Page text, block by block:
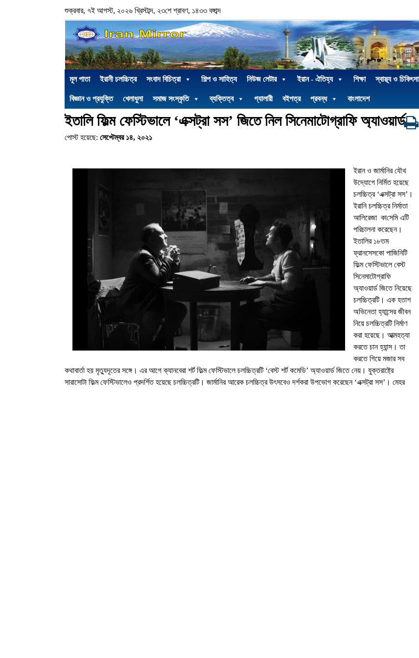
শুক্রবার, ৭ই আগস্ট, ২০২৬ খ্রিস্টাব্দ, ২৩শে শ্রাবণ, ১৪৩৩ বঙ্গাব্দ
মূল পাতা ইরানী চলচ্চিত্র সংবাদ বিচিত্রা শিল্প ও সাহিত্য নিউজ লেটার ইরান - ঐতিহ্য শিক্ষা স্বাস্থ্য ও চিকিৎসা
বিজ্ঞান ও প্রযুক্তি খেলাধুলা সমাজ সংস্কৃতি ব্যক্তিত্ব গ্যালারী বইপত্র প্রবন্ধ বাংলাদেশ
ইতালি ফিল্ম ফেস্টিভালে ‘এক্সট্রা সস’ জিতে নিল সিনেমাটোগ্রাফি অ্যাওয়ার্ড
পোস্ট হয়েছে: সেপ্টেম্বর ১৪, ২০২১
ইরান ও জার্মানির যৌথ
উদ্যোগে নির্মিত হয়েছে
চলচ্চিত্র ‘এক্সট্রা সস’ ।
ইরানি চলচ্চিত্র নির্মাতা
আলিরেজা কাসেমি এটি
পরিচালনা করেছেন।
ইতালির ১৮তম
ফ্রানসেসকো পাজিনিটি
ফিল্ম ফেস্টিভালে বেস্ট
সিনেমাটোগ্রাফি
অ্যাওয়ার্ড জিতে নিয়েছে
চলচ্চিত্রটি। এক হতাশ
অভিনেতা হ্যান্সের জীবন
নিয়ে চলচ্চিত্রটি নির্মাণ
করা হয়েছে। আত্মহত্যা
করতে চান হ্যান্স। তা
করতেগিয়েমজার সব
কথাবার্তা হয় মৃত্যুদূতের সঙ্গে। এর আগে ক্যানবেরা শর্ট ফিল্ম ফেস্টিভালে চলচ্চিত্রটি ‘বেস্ট শর্ট কমেডি’ অ্যাওয়ার্ড জিতে নেয়। যুক্তরাষ্ট্রে
সারাসোটা ফিল্ম ফেস্টিভালেও প্রদর্শিত হয়েছে চলচ্চিত্রটি। জার্মানির আরেক চলচ্চিত্র উৎসবেও দর্শকরা উপভোগ করেছেন ‘এক্সট্রা সস’ । মেহর